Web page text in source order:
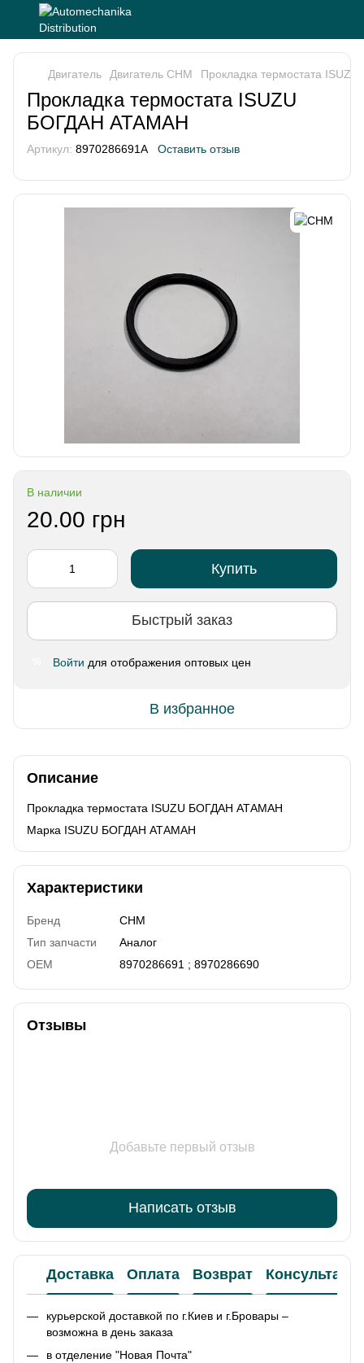
Двигатель Двигатель CHM Прокладка термостата
Прокладка термостата ISUZU
БОГДАН АТАМАН
Артикул: 8970286691A Оставить отзыв
В наличии
20.00 грн
Купить
Быстрый заказ
Войти для отображения оптовых цен
В избранное
Описание
Прокладка термостата ISUZU БОГДАН АТАМАН
Марка ISUZU БОГДАН АТАМАН
Характеристики
Бренд
CHM
Тип запчасти
Аналог
OEM
8970286691 ; 8970286690
Отзывы
Добавьте первый отзыв
Написать отзыв
Доставка Оплата Возврат
курьерской доставкой по г.Киев и г.Бровары –
возможна в день заказа
в отделение "Новая Почта"